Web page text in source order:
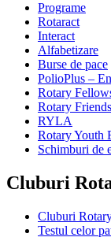
Programe
Rotaract
Interact
Alfabetizare
Burse de pace
PolioPlus –
Rotary
Rotary
RYLA
Rotary Youth
Schimburi de
Cluburi
Cluburi
Testul celor